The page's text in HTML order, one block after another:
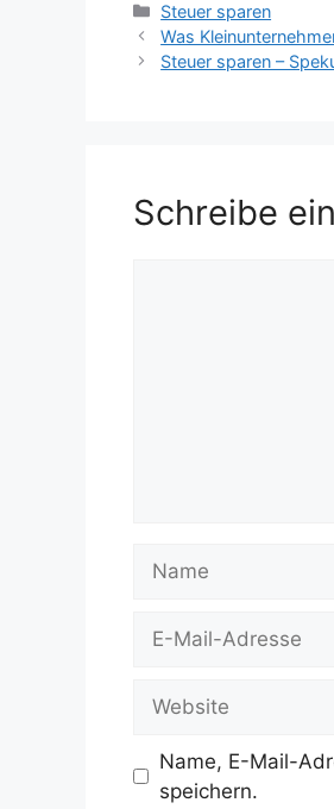
Kategorien
Steuer sparen
Was
Steuer sparen –
Schreibe
Mail-
Name, E-Mail-
speichern.